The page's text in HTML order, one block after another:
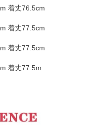
着丈76.5cm
着丈77.5cm
着丈77.5cm
着丈77.5m